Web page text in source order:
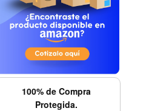
100% de Compra
Protegida.